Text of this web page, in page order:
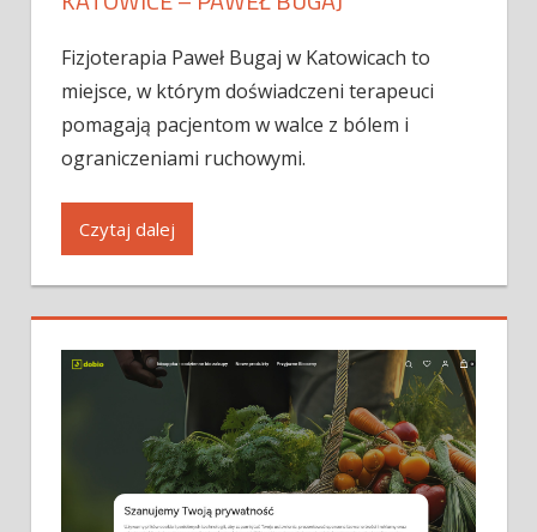
Fizjoterapia Paweł Bugaj w Katowicach to
miejsce, w którym doświadczeni terapeuci
pomagają pacjentom w walce z bólem i
ograniczeniami ruchowymi.
Czytaj dalej